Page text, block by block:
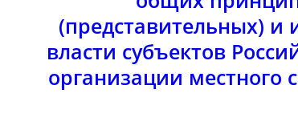
(представительных) и
власти субъектов
организации местного